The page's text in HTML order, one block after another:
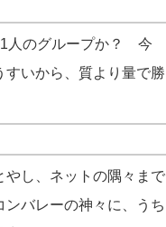
人のグループか？ 今
すいから、質より量で勝
やし、ネットの隅々まで
ンバレーの神々に、うち